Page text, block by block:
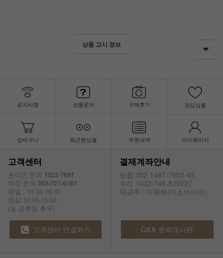
상품 고시 정보
공지사항 상품문의 구매후기 관심상품
장바구니 최근본상품 주문내역 마이페이지
고객센터
온라인 문의 1522-7897
매장 문의 053-721-6787
평일 : 10:30-16:30
점심 12:00-13:00
(일.공휴일 휴무)
결제계좌안내
농협 352-1487-7653-43
우리 1002-746-829227
예금주 : 이원해(미소바이크)
고객센터 연결하기 Q&A 문의게시판